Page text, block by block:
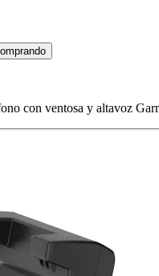
con ventosa y altavoz